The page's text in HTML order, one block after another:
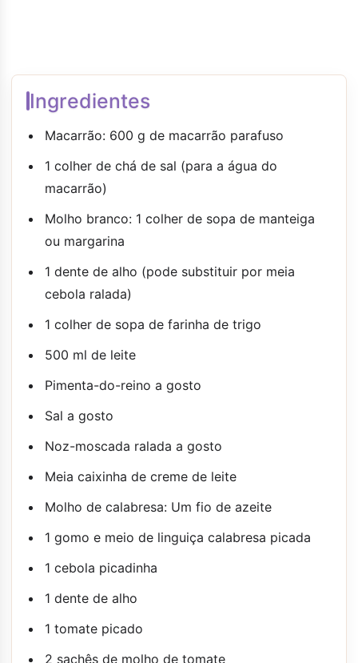
Ingredientes
Macarrão: 600 g de macarrão parafuso
1 colher de chá de sal (para a água do
macarrão)
Molho branco: 1 colher de sopa de manteiga
ou margarina
1 dente de alho (pode substituir por meia
cebola ralada)
1 colher de sopa de farinha de trigo
500 ml de leite
Pimenta-do-reino a gosto
Sal a gosto
Noz-moscada ralada a gosto
Meia caixinha de creme de leite
Molho de calabresa: Um fio de azeite
1 gomo e meio de linguiça calabresa picada
1 cebola picadinha
1 dente de alho
1 tomate picado
2 sachês de molho de tomate